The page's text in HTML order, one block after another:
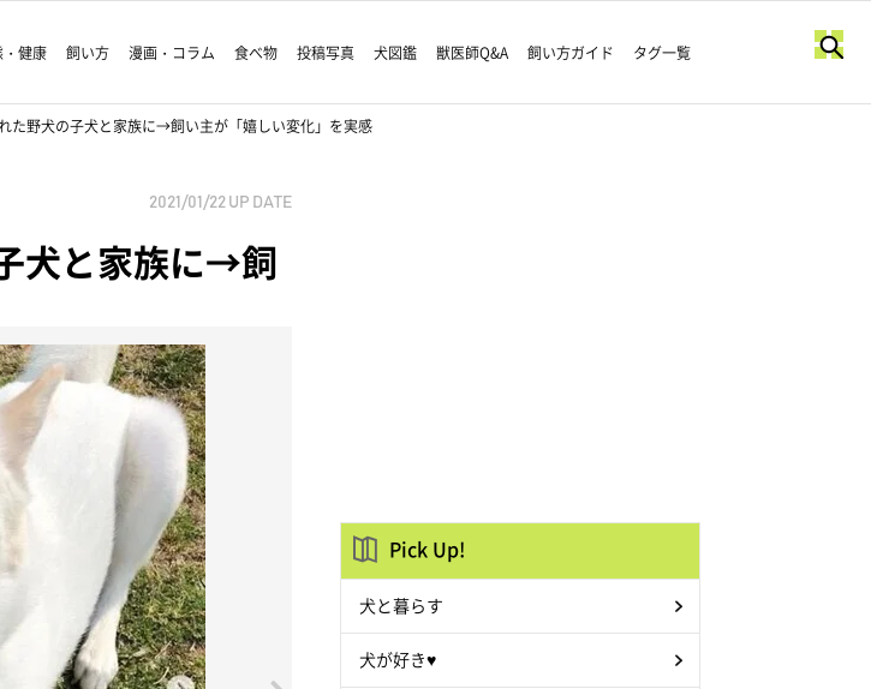
健康 飼い方 漫画・コラム 食べ物 投稿写真 犬図鑑 獣医師Q&A 飼い方ガイド タグ一覧
た野犬の子犬と家族に→飼い主が「嬉しい変化」を実感
2021/01/22 UP DATE
犬と家族に→飼
Pick Up!
犬と暮らす
犬が好き♥